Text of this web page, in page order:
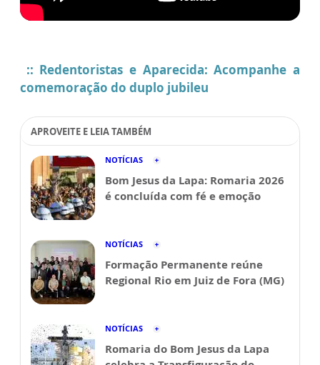
:: Redentoristas e Aparecida: Acompanhe a
comemoração do duplo jubileu
APROVEITE E LEIA TAMBÉM
NOTÍCIAS
Bom Jesus da Lapa: Romaria 2026
é concluída com fé e emoção
NOTÍCIAS
Formação Permanente reúne
Regional Rio em Juiz de Fora (MG)
NOTÍCIAS
Romaria do Bom Jesus da Lapa